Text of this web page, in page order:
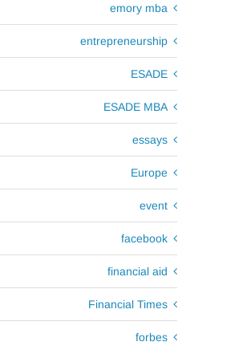
emory mba
entrepreneurship
ESADE
ESADE MBA
essays
Europe
event
facebook
financial aid
Financial Times
forbes